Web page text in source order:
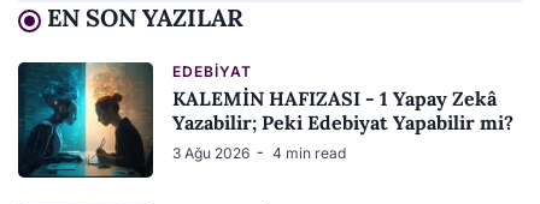
EN SON YAZILAR
EDEBIYAT
KALEMİN HAFIZASI - 1 Yapay Zekâ
Yazabilir; Peki Edebiyat Yapabilir mi?
3 Ağu 2026 4 min read